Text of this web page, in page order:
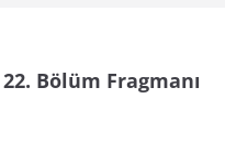
Bölüm Fragmanı